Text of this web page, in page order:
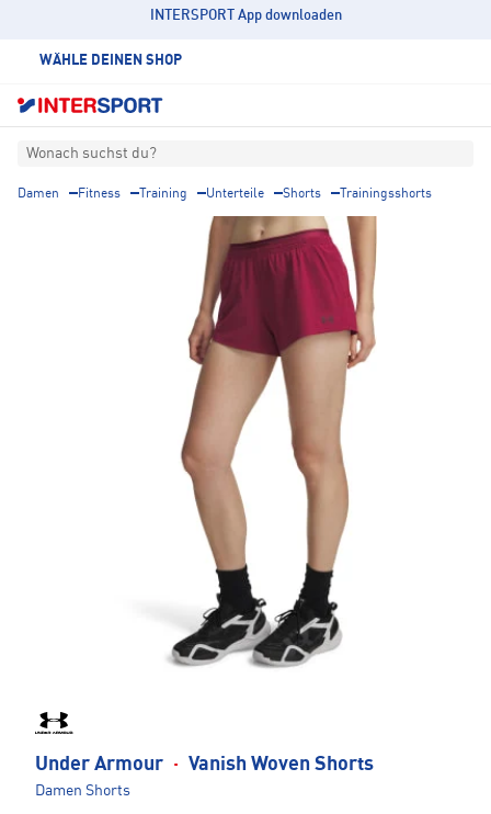
INTERSPORT App downloaden
WÄHLE DEINEN SHOP
Wonach suchst du?
Damen Fitness Training Unterteile Shorts Trainingsshorts
Under Armour · Vanish Woven Shorts
Damen Shorts